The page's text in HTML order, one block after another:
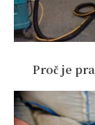
Proč je